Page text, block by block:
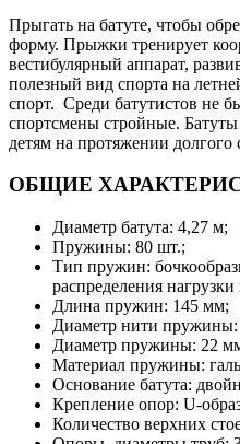
Прыгать на батуте, чтобы
форму. Прыжки тренирует
вестибулярный аппарат,
полезный вид спорта на
спорт. Среди батутистов не
спортсмены стройные. Батуты
детям на протяжении долгого
ОБЩИЕ
Диаметр батута: 4,27 м;
Пружины: 80 шт.;
Тип пружин:
распределения
Длина пружин: 145 мм;
Диаметр нити
Диаметр пружины: 22
Материал пружины:
Основание батута:
Крепление опор: U-
Количество верхних